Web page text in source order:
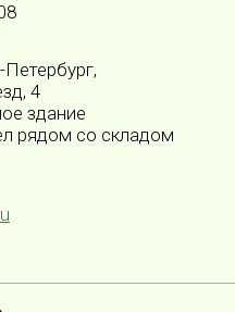
Петербург,
4
здание
рядом со складом